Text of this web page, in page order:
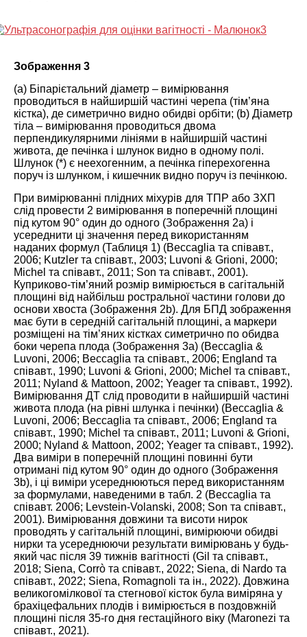
Зображення 3
(a) Біпарієтальний діаметр – вимірювання
проводиться в найширшій частині черепа (тім’яна
кістка), де симетрично видно обидві орбіти; (b) Діаметр
тіла – вимірювання проводиться двома
перпендикулярними лініями в найширшій частині
живота, де печінка і шлунок видно в одному полі.
Шлунок (*) є неехогенним, а печінка гіперехогенна
поруч із шлунком, і кишечник видно поруч із печінкою.
При вимірюванні плідних міхурів для ТПР або ЗХП
слід провести 2 вимірювання в поперечній площині
під кутом 90° один до одного (Зображення 2а) і
усереднити ці значення перед використанням
наданих формул (Таблиця 1) (Beccaglia та співавт.,
2006; Kutzler та співавт., 2003; Luvoni & Grioni, 2000;
Michel та співавт., 2011; Son та співавт., 2001).
Куприково-тім’яний розмір вимірюється в сагітальній
площині від найбільш ростральної частини голови до
основи хвоста (Зображення 2b). Для БПД зображення
має бути в середній сагітальній площині, а маркери
розміщені на тім’яних кістках симетрично по обидва
боки черепа плода (Зображення 3а) (Beccaglia &
Luvoni, 2006; Beccaglia та співавт., 2006; England та
співавт., 1990; Luvoni & Grioni, 2000; Michel та співавт.,
2011; Nyland & Mattoon, 2002; Yeager та співавт., 1992).
Вимірювання ДТ слід проводити в найширшій частині
живота плода (на рівні шлунка і печінки) (Beccaglia &
Luvoni, 2006; Beccaglia та співавт., 2006; England та
співавт., 1990; Michel та співавт., 2011; Luvoni & Grioni,
2000; Nyland & Mattoon, 2002; Yeager та співавт., 1992).
Два виміри в поперечній площині повинні бути
отримані під кутом 90° один до одного (Зображення
3b), і ці виміри усереднюються перед використанням
за формулами, наведеними в табл. 2 (Beccaglia та
співавт. 2006; Levstein-Volanski, 2008; Son та співавт.,
2001). Вимірювання довжини та висоти нирок
проводять у сагітальній площині, вимірюючи обидві
нирки та усереднюючи результати вимірювань у будь-
який час після 39 тижнів вагітності (Gil та співавт.,
2018; Siena, Corrò та співавт., 2022; Siena, di Nardo та
співавт., 2022; Siena, Romagnoli та ін., 2022). Довжина
великогомілкової та стегнової кісток була виміряна у
брахіцефальних плодів і вимірюється в поздовжній
площині після 35-го дня гестаційного віку (Maronezi та
співавт., 2021).